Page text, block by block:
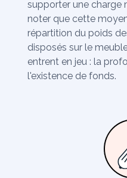
supporter une charge
noter que cette
répartition du poids
disposés sur le
entrent en jeu : la
l'existence de fonds.